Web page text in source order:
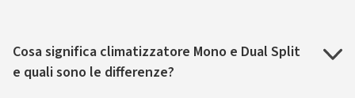
Cosa significa climatizzatore Mono e Dual Split
e quali sono le differenze?